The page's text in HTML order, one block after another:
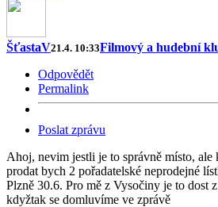
ŠťastaV21.4. 10:33Filmový a hudební
Odpovědět
Permalink
Poslat zprávu
Ahoj, nevim jestli je to správně místo, ale
prodat bych 2 pořadatelské neprodejné
Plzně 30.6. Pro mě z Vysočiny je to
kdyžtak se domluvíme ve zprávě